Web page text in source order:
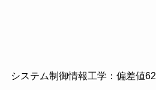
システム制御情報工学：偏差値62